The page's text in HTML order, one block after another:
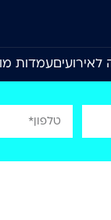
עמדות